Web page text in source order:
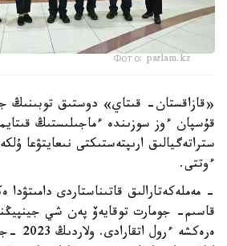
Фото: parlam.kz
«قازاقستان- قىتاي» دوستىق توبىنىڭ
قۇسپان ءوز سوزىندە ءماجىلىستىڭ
ستراتەگيالىق ارىپتەستىكتى نىعايتۋعا
ءوتتى.
- مەملەكەتارالىق قاتىناستاردى
قاسىم- جومارت توقايەۆ پەن شي